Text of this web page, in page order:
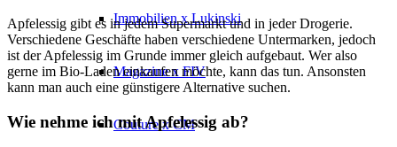
Immobilien x Lukinski
Magazine x FIV
Couture x CM
Apfelessig gibt es in jedem Supermarkt und in jeder Drogerie.
Verschiedene Geschäfte haben verschiedene Untermarken, jedoch
ist der Apfelessig im Grunde immer gleich aufgebaut. Wer also
gerne im Bio-Laden einkaufen möchte, kann das tun. Ansonsten
kann man auch eine günstigere Alternative suchen.
Wie nehme ich mit Apfelessig ab?